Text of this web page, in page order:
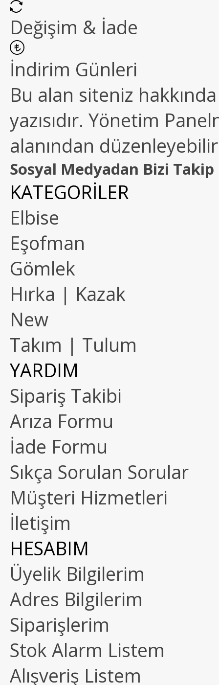
Değişim & İade
İndirim Günleri
Bu alan siteniz
yazısıdır. Yönetim
alanından
Sosyal Medyadan Bizi Takip
KATEGORİLER
Elbise
Eşofman
Gömlek
Hırka | Kazak
New
Takım | Tulum
YARDIM
Sipariş Takibi
Arıza Formu
İade Formu
Sıkça Sorulan Sorular
Müşteri Hizmetleri
İletişim
HESABIM
Üyelik Bilgilerim
Adres Bilgilerim
Siparişlerim
Stok Alarm Listem
Alışveriş Listem